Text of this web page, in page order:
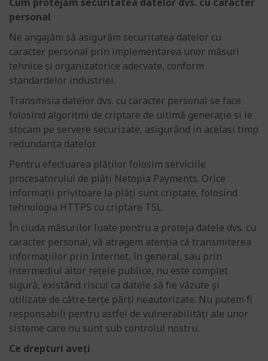
personal
Ne angajăm să asigurăm securitatea datelor cu
caracter personal prin implementarea unor măsuri
tehnice și organizatorice adecvate, conform
standardelor industriei.
Transmisia datelor dvs. cu caracter personal se face
folosind algoritmi de criptare de ultimă generație si le
stocam pe servere securizate, asigurând in acelasi timp
redundanța datelor.
Pentru efectuarea plăţilor folosim serviciile
procesatorului de plăţi Netopia Payments. Orice
informaţii privitoare la plăţi sunt criptate, folosind
tehnologia HTTPS cu criptare TSL.
În ciuda măsurilor luate pentru a proteja datele dvs. cu
caracter personal, vă atragem atenţia că transmiterea
informaţiilor prin Internet, în general, sau prin
intermediul altor reţele publice, nu este complet
sigură, existând riscul ca datele să fie văzute şi
utilizate de către terţe părţi neautorizate. Nu putem fi
responsabili pentru astfel de vulnerabilități ale unor
sisteme care nu sunt sub controlul nostru.
Ce drepturi aveți